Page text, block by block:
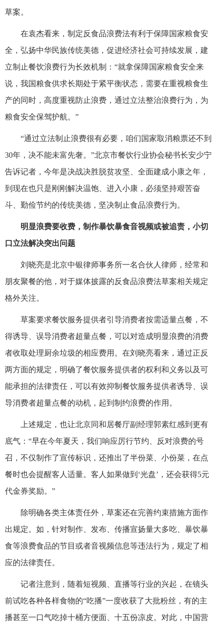
草案。
在袁杰看来，制定反食品浪费法有利于保障国家粮食安
全，弘扬中华民族传统美德，促进经济社会可持续发展，建
立制止餐饮浪费行为长效机制：“就拿保障国家粮食安全来
说，我国粮食供求长期处于紧平衡状态，需要在重视粮食生
产的同时，高度重视防止浪费，通过立法整治浪费行为，为
粮食安全保驾护航。”
“通过立法制止浪费很有必要，咱们国家取消粮票还不到
30年，决不能未富先奢。”北京市餐饮行业协会秘书长安少宁
告诉记者，今年是决战决胜脱贫攻坚、全面建成小康之年，
到现在也只是刚刚解决温饱、进入小康，必须坚持艰苦奋
斗、勤俭节约的传统美德，坚决制止食品浪费行为。
明显浪费要收费，制作暴饮暴食音视频或被追责，小切
口立法解决突出问题
刘晓亮是北京中银律师事务所一名合伙人律师，经常和
朋友聚餐的他，对于媒体披露的反食品浪费法草案相关规定
格外关注。
草案要求餐饮服务提供者引导消费者按需适量点餐，不
得诱导、误导消费者超量点餐，可以对造成明显浪费的消费
者收取处理厨余垃圾的相应费用。在刘晓亮看来，通过正反
两方面的规定，明确了餐饮服务提供者的权利和义务以及可
能承担的法律责任，可以有效抑制餐饮服务提供者诱导、误
导消费者超量点餐的动机，起到制约浪费的作用。
上述规定，也让北京同和居餐厅副经理郭素红感到更有
底气：“早在今年夏天，我们响应厉行节约、反对浪费的号
召，不仅制作了宣传标识，还推出了半份菜、小份菜，在点
餐时也会提醒客人适量。客人如果做到‘光盘’，还会获得5元
代金券奖励。”
除明确各类主体责任外，草案还在完善约束措施方面作
出规定。如，针对制作、发布、传播宣扬量大多吃、暴饮暴
食等浪费食品的节目或者音视频信息等违法行为，规定了相
应的法律责任。
记者注意到，随着短视频、直播等行业的兴起，在镜头
前试吃各种各样食物的“吃播”一度收获了大批粉丝，有的主
播甚至一口气吃掉十桶方便面、十五份凉皮。对此，中国营